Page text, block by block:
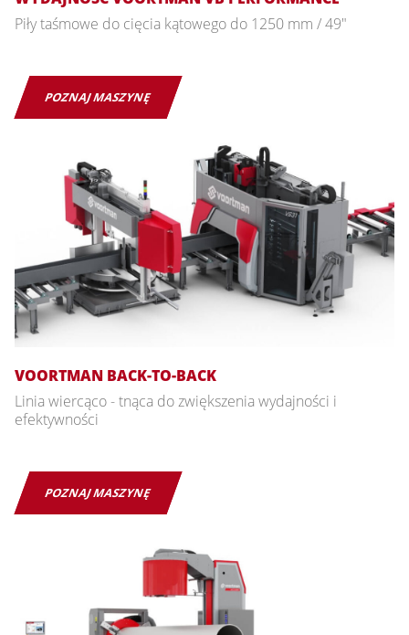
Piły taśmowe do cięcia kątowego do 1250 mm / 49"
POZNAJ MASZYNĘ
VOORTMAN BACK-TO-BACK
Linia wiercąco - tnąca do zwiększenia wydajności i
efektywności
POZNAJ MASZYNĘ